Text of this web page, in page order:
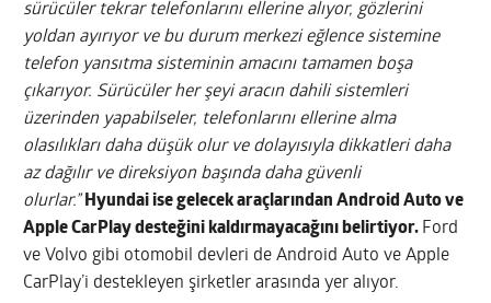
sürücüler tekrar telefonlarını ellerine alıyor, gözlerini
yoldan ayırıyor ve bu durum merkezi eğlence sistemine
telefon yansıtma sisteminin amacını tamamen boşa
çıkarıyor. Sürücüler her şeyi aracın dahili sistemleri
üzerinden yapabilseler, telefonlarını ellerine alma
olasılıkları daha düşük olur ve dolayısıyla dikkatleri daha
az dağılır ve direksiyon başında daha güvenli
olurlar.” Hyundai ise gelecek araçlarından Android Auto ve
Apple CarPlay desteğini kaldırmayacağını belirtiyor. Ford
ve Volvo gibi otomobil devleri de Android Auto ve Apple
CarPlay’i destekleyen şirketler arasında yer alıyor.